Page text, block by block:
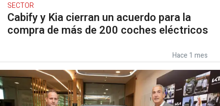
SECTOR
Cabify y Kia cierran un acuerdo para la
compra de más de 200 coches eléctricos
Hace 1 mes